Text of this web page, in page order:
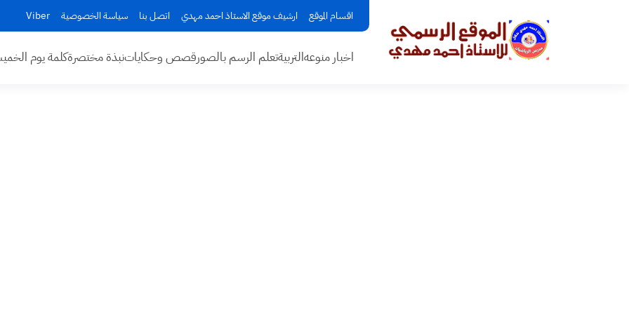
اقسام الموقع ارشيف موقع الاستاذ احمد مهدي اتصل بنا سياسة الخصوصية Viber
اخبار منوعهالتربيةتعلم الرسم بالصورقصص وحكاياتنبذة مختصرةكلمة يوم